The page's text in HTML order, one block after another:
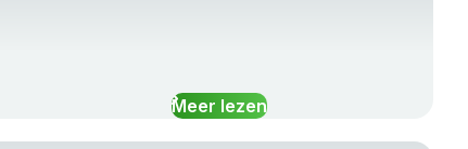
Meer lezen